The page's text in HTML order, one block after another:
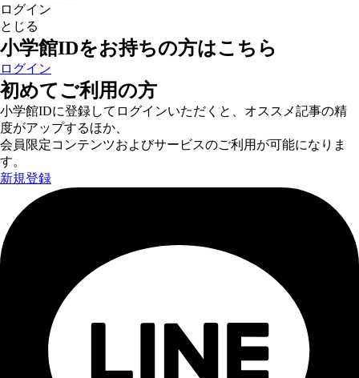
ログイン
とじる
小学館IDをお持ちの方はこちら
ログイン
初めてご利用の方
小学館IDに登録してログインいただくと、オススメ記事の精
度がアップするほか、
会員限定コンテンツおよびサービスのご利用が可能になりま
す。
新規登録